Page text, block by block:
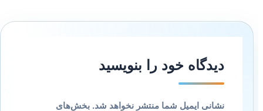
دیدگاه‌ خود را بنویسید
نشانی ایمیل شما منتشر نخواهد شد. بخش‌های